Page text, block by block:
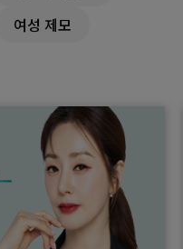
여성 제모